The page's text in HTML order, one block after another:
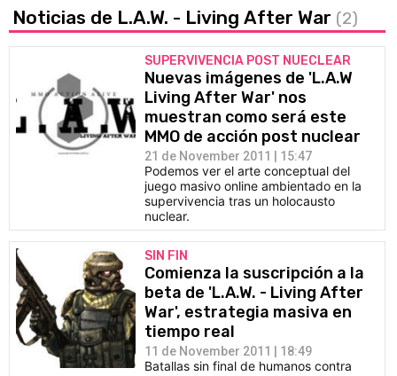
Noticias de L.A.W. - Living After War (2)
SUPERVIVENCIA POST NUECLEAR
Nuevas imágenes de 'L.A.W
Living After War' nos
muestran como será este
MMO de acción post nuclear
21 de November 2011 | 15:47
Podemos ver el arte conceptual del
juego masivo online ambientado en la
supervivencia tras un holocausto
nuclear.
SIN FIN
Comienza la suscripción a la
beta de 'L.A.W. - Living After
War', estrategia masiva en
tiempo real
11 de November 2011 | 18:49
Batallas sin final de humanos contra